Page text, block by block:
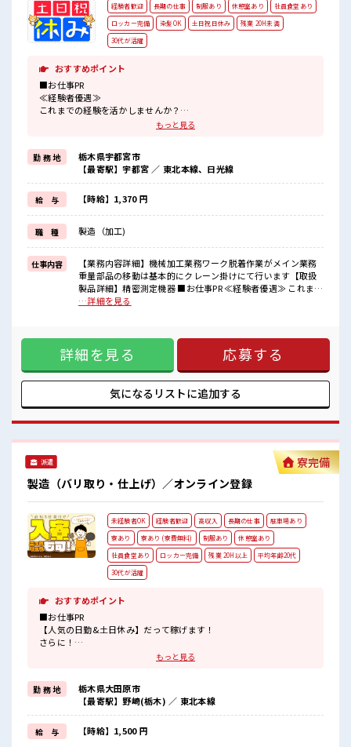
経験者歓迎 長期の仕事 制服あり 休憩室あり
社員食堂あり
ロッカー完備
染髪OK 土日祝日休み
残業 20H未満
30代が活躍
おすすめポイント
■お仕事PR
≪経験者優遇≫
これまでの経験を活かしませんか？
≪適度な残業でお給料UP≫
残業は月20時間未満で、
ほどよく稼げます♪
≪完全週休二日制≫
週末は家族や友人と一緒にプライベート満喫！
≪ヘアカラーOKで自由な雰囲気の職場≫
明るすぎたり奇抜でなければ基本的に自由！
(規定有)≪機能的な制服アリ≫
制服があるので、
毎日の服装の悩み解消♪
■職場の雰囲気
髪型・髪色自由♪
休憩室で自分タイム！
のんびりスマホチェック♪
ロッカーあり！
安心してお仕事に集中♪
もっと見る
勤 務 地
栃木県宇都宮市
【最寄駅】宇都宮 ／ 東北本線、日光線
給 与 【時給】1,370 円
職 種 製造（加工)
仕事内容
【業務内容詳細】機械加工業務ワーク脱着作業がメイン業務
重量部品の移動は基本的にクレーン掛けにて行います【取扱
製品詳細】精密測定機器 ■お仕事PR ≪経験者優遇≫ これまで
の経験を活かしませんか？ ブランクがあっても大丈夫♪ 経験
休二日制≫ 週末は家族や友人と一緒にプライベート満喫！ ≪
ヘアカラーOKで自由な雰囲気の職場≫ 明るすぎたり奇抜でな
ければ基本的に自由！ (規定有)≪機能的な制服アリ≫ 制服が
あるので、 毎日の服装の悩み解消♪ ■職場の雰囲気 髪型・髪
色自由♪ 派手過ぎなければOKだから、 モチベーションも
UP！ 休憩室で自分タイム！ のんびりスマホチェック♪ ロッ
…詳細を見る
詳細を見る 応募する
気になるリストに追加する
派遣
製造（バリ取り・仕上げ）／オンライン登録
寮完備
未経験者OK 経験者歓迎 高収入 長期の仕事
駐車場あり
寮あり
寮あり (寮費無料) 制服あり
休憩室あり
社員食堂あり
ロッカー完備 残業 20H以上
平均年齢20代
30代が活躍
おすすめポイント
■お仕事PR
【人気の日勤&土日休み】だって稼げます！
さらに！
(1)寮費は「0円」
(2)TV/冷蔵庫/洗濯機/エアコンは備え付け
(3)駐車場完備なのでマイカー持ち込みOK
などなど...
赴任時は現地までの移動交通費も規定支給！
もっと見る
勤 務 地
栃木県大田原市
【最寄駅】野崎(栃木) ／ 東北本線
給 与 【時給】1,500 円